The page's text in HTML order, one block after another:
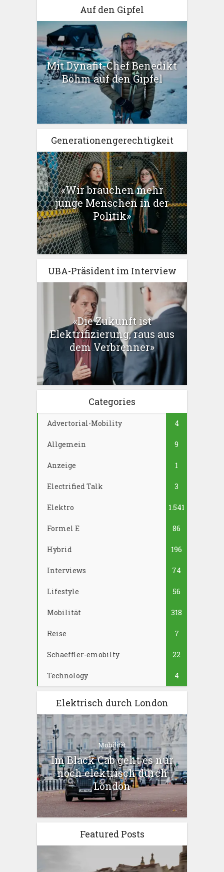
Auf den Gipfel
Mit Dynafit-Chef Benedikt
Böhm auf den Gipfel
Generationengerechtigkeit
«Wir brauchen mehr
junge Menschen in der
Politik»
UBA-Präsident im Interview
«Die Zukunft ist
Elektrifizierung, raus aus
dem Verbrenner»
Categories
Advertorial-Mobility 4
Allgemein 9
Anzeige 1
Electrified Talk 3
Elektro 1.541
Formel E 86
Hybrid 196
Interviews 74
Lifestyle 56
Mobilität 318
Reise 7
Schaeffler-emobilty 22
Technology 4
Elektrisch durch London
Mobilität
Im Black Cab geht es nur
noch elektrisch durch
London
Featured Posts